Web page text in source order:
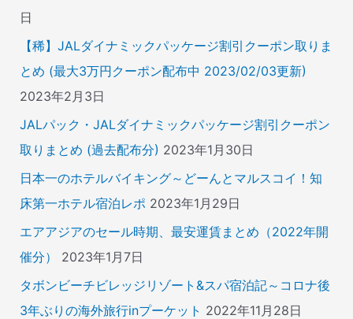
日
【稀】JALダイナミックパッケージ割引クーポン取りま
とめ (最大3万円クーポン配布中 2023/02/03更新)
2023年2月3日
JALパック・JALダイナミックパッケージ割引クーポン
取りまとめ (過去配布分) 2023年1月30日
日本一のホテルバイキング～どーんとマルスコイ！知
床第一ホテル宿泊レポ 2023年1月29日
エアアジアのセール時期、最安運賃まとめ（2022年開
催分）
2023年1月7日
タボンビーチビレッジリゾート&スパ宿泊記～コロナ後
3年ぶりの海外旅行inプーケット 2022年11月28日